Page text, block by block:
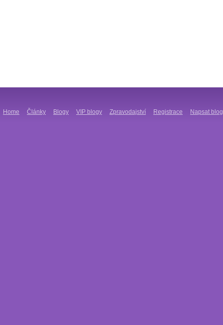
Home Články Blogy VIP blogy Zpravodajství Registrace Napsat blog